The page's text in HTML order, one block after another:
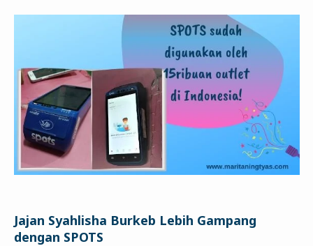
Jajan Syahlisha Burkeb Lebih Gampang
dengan SPOTS